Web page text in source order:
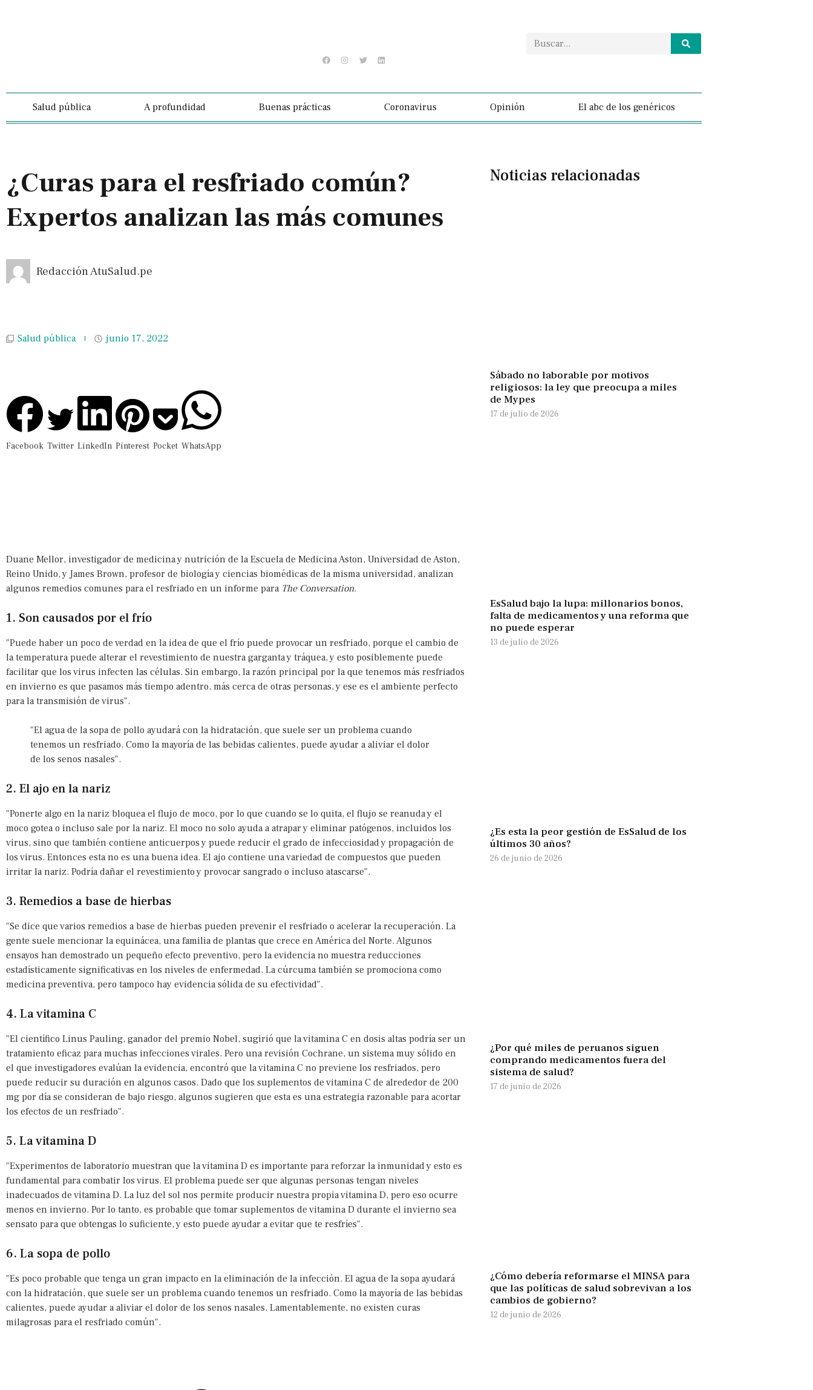
Salud pública A profundidad Buenas prácticas Coronavirus Opinión El abc de los genéricos
¿Curas para el resfriado común?
Expertos analizan las más comunes
Redacción AtuSalud.pe
Salud pública junio 17, 2022
Facebook Twitter LinkedIn Pinterest Pocket WhatsApp
Duane Mellor, investigador de medicina y nutrición de la Escuela de Medicina Aston, Universidad de Aston,
Reino Unido, y James Brown, profesor de biología y ciencias biomédicas de la misma universidad, analizan
algunos remedios comunes para el resfriado en un informe para The Conversation.
1. Son causados por el frío
"Puede haber un poco de verdad en la idea de que el frío puede provocar un resfriado, porque el cambio de
la temperatura puede alterar el revestimiento de nuestra garganta y tráquea, y esto posiblemente puede
facilitar que los virus infecten las células. Sin embargo, la razón principal por la que tenemos más resfriados
en invierno es que pasamos más tiempo adentro, más cerca de otras personas, y ese es el ambiente perfecto
para la transmisión de virus".
"El agua de la sopa de pollo ayudará con la hidratación, que suele ser un problema cuando
tenemos un resfriado. Como la mayoría de las bebidas calientes, puede ayudar a aliviar el dolor
de los senos nasales".
2. El ajo en la nariz
"Ponerte algo en la nariz bloquea el flujo de moco, por lo que cuando se lo quita, el flujo se reanuda y el
moco gotea o incluso sale por la nariz. El moco no solo ayuda a atrapar y eliminar patógenos, incluidos los
virus, sino que también contiene anticuerpos y puede reducir el grado de infecciosidad y propagación de
los virus. Entonces esta no es una buena idea. El ajo contiene una variedad de compuestos que pueden
irritar la nariz. Podría dañar el revestimiento y provocar sangrado o incluso atascarse".
3. Remedios a base de hierbas
"Se dice que varios remedios a base de hierbas pueden prevenir el resfriado o acelerar la recuperación. La
gente suele mencionar la equinácea, una familia de plantas que crece en América del Norte. Algunos
ensayos han demostrado un pequeño efecto preventivo, pero la evidencia no muestra reducciones
estadísticamente significativas en los niveles de enfermedad. La cúrcuma también se promociona como
medicina preventiva, pero tampoco hay evidencia sólida de su efectividad".
4. La vitamina C
"El científico Linus Pauling, ganador del premio Nobel, sugirió que la vitamina C en dosis altas podría ser un
tratamiento eficaz para muchas infecciones virales. Pero una revisión Cochrane, un sistema muy sólido en
el que investigadores evalúan la evidencia, encontró que la vitamina C no previene los resfriados, pero
puede reducir su duración en algunos casos. Dado que los suplementos de vitamina C de alrededor de 200
mg por día se consideran de bajo riesgo, algunos sugieren que esta es una estrategia razonable para acortar
los efectos de un resfriado".
5. La vitamina D
"Experimentos de laboratorio muestran que la vitamina D es importante para reforzar la inmunidad y esto es
fundamental para combatir los virus. El problema puede ser que algunas personas tengan niveles
inadecuados de vitamina D. La luz del sol nos permite producir nuestra propia vitamina D, pero eso ocurre
menos en invierno. Por lo tanto, es probable que tomar suplementos de vitamina D durante el invierno sea
sensato para que obtengas lo suficiente, y esto puede ayudar a evitar que te resfríes".
6. La sopa de pollo
"Es poco probable que tenga un gran impacto en la eliminación de la infección. El agua de la sopa ayudará
con la hidratación, que suele ser un problema cuando tenemos un resfriado. Como la mayoría de las bebidas
calientes, puede ayudar a aliviar el dolor de los senos nasales. Lamentablemente, no existen curas
milagrosas para el resfriado común".
Noticias relacionadas
Sábado no laborable por motivos
religiosos: la ley que preocupa a miles
de Mypes
17 de julio de 2026
EsSalud bajo la lupa: millonarios bonos,
falta de medicamentos y una reforma que
no puede esperar
13 de julio de 2026
¿Es esta la peor gestión de EsSalud de los
últimos 30 años?
26 de junio de 2026
¿Por qué miles de peruanos siguen
comprando medicamentos fuera del
sistema de salud?
17 de junio de 2026
¿Cómo debería reformarse el MINSA para
que las políticas de salud sobrevivan a los
cambios de gobierno?
12 de junio de 2026